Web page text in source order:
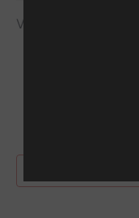
Ver menos